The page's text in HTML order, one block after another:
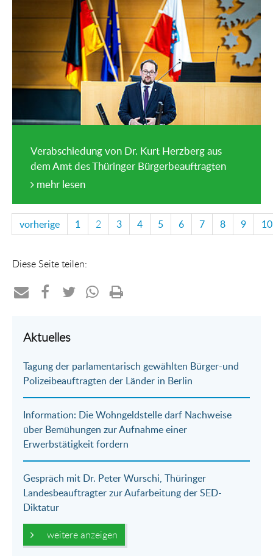
Verabschiedung von Dr. Kurt Herzberg aus
dem Amt des Thüringer Bürgerbeauftragten
mehr lesen
vorherige 1 2 3 4 5 6 7 8 9 10
Diese Seite teilen:
per
Mail
auf
Aktuelles
Tagung der parlamentarisch gewählten Bürger-und
Polizeibeauftragten der Länder in Berlin
Information: Die Wohngeldstelle darf Nachweise
über Bemühungen zur Aufnahme einer
Erwerbstätigkeit fordern
Gespräch mit Dr. Peter Wurschi, Thüringer
Landesbeauftragter zur Aufarbeitung der SED-
Diktatur
weitere anzeigen